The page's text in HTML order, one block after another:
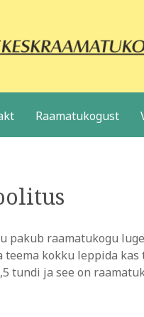
Raamatukogust
pakub raamatukogu
teema kokku leppida
tundi ja see on